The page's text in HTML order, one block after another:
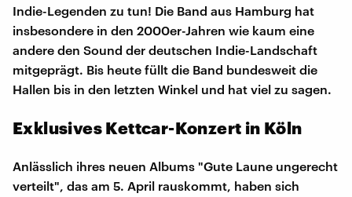
Indie-Legenden zu tun! Die Band aus Hamburg hat
insbesondere in den 2000er-Jahren wie kaum eine
andere den Sound der deutschen Indie-Landschaft
mitgeprägt. Bis heute füllt die Band bundesweit die
Hallen bis in den letzten Winkel und hat viel zu sagen.
Exklusives Kettcar-Konzert in Köln
Anlässlich ihres neuen Albums "Gute Laune ungerecht
verteilt", das am 5. April rauskommt, haben sich